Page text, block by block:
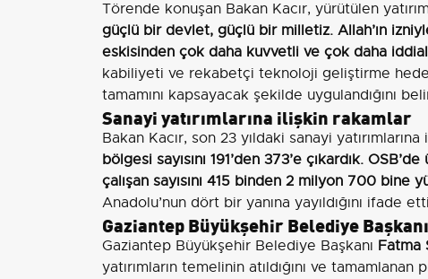
Törende konuşan Bakan Kacır, yürütülen
güçlü bir devlet, güçlü bir milletiz. Allah’ın
eskisinden çok daha kuvvetli ve çok daha
kabiliyeti ve rekabetçi teknoloji geliştirme
tamamını kapsayacak şekilde uygulandığını
Sanayi yatırımlarına ilişkin rakamlar
Bakan Kacır, son 23 yıldaki sanayi
bölgesi sayısını 191’den 373’e çıkardık.
çalışan sayısını 415 binden 2 milyon 700 bine
Anadolu’nun dört bir yanına yayıldığını ifade
Gaziantep Büyükşehir Belediye
Gaziantep Büyükşehir Belediye Başkanı Fatma
yatırımların temelinin atıldığını ve tamamlanan